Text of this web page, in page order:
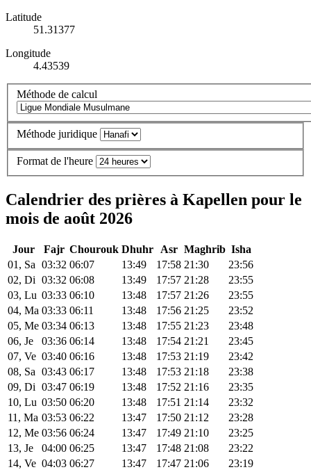
Latitude
51.31377
Longitude
4.43539
Méthode de calcul
Méthode juridique
Format de l'heure
Calendrier des prières à Kapellen pour le
mois de août 2026
Jour Fajr Chourouk Dhuhr Asr Maghrib Isha
01, Sa 03:32 06:07 13:49 17:58 21:30
23:56
02, Di 03:32 06:08 13:49 17:57 21:28
23:55
03, Lu 03:33 06:10 13:48 17:57 21:26
23:55
04, Ma 03:33 06:11 13:48 17:56 21:25
23:52
05, Me 03:34 06:13 13:48 17:55 21:23
23:48
06, Je
03:36 06:14 13:48 17:54 21:21
23:45
07, Ve 03:40 06:16 13:48 17:53 21:19
23:42
08, Sa 03:43 06:17 13:48 17:53 21:18
23:38
09, Di 03:47 06:19 13:48 17:52 21:16
23:35
10, Lu 03:50 06:20 13:48 17:51 21:14
23:32
11, Ma 03:53 06:22 13:47 17:50 21:12
23:28
12, Me 03:56 06:24 13:47 17:49 21:10
23:25
13, Je
04:00 06:25 13:47 17:48 21:08
23:22
14, Ve 04:03 06:27 13:47 17:47 21:06
23:19